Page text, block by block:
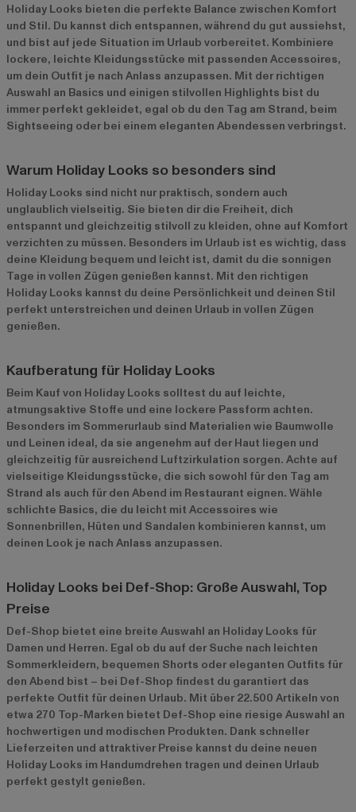
Holiday Looks bieten die perfekte Balance zwischen Komfort
und Stil. Du kannst dich entspannen, während du gut aussiehst,
und bist auf jede Situation im Urlaub vorbereitet. Kombiniere
lockere, leichte Kleidungsstücke mit passenden Accessoires,
um dein Outfit je nach Anlass anzupassen. Mit der richtigen
Auswahl an Basics und einigen stilvollen Highlights bist du
immer perfekt gekleidet, egal ob du den Tag am Strand, beim
Sightseeing oder bei einem eleganten Abendessen verbringst.
Warum Holiday Looks so besonders sind
Holiday Looks sind nicht nur praktisch, sondern auch
unglaublich vielseitig. Sie bieten dir die Freiheit, dich
entspannt und gleichzeitig stilvoll zu kleiden, ohne auf Komfort
verzichten zu müssen. Besonders im Urlaub ist es wichtig, dass
deine Kleidung bequem und leicht ist, damit du die sonnigen
Tage in vollen Zügen genießen kannst. Mit den richtigen
Holiday Looks kannst du deine Persönlichkeit und deinen Stil
perfekt unterstreichen und deinen Urlaub in vollen Zügen
genießen.
Kaufberatung für Holiday Looks
Beim Kauf von Holiday Looks solltest du auf leichte,
atmungsaktive Stoffe und eine lockere Passform achten.
Besonders im Sommerurlaub sind Materialien wie Baumwolle
und Leinen ideal, da sie angenehm auf der Haut liegen und
gleichzeitig für ausreichend Luftzirkulation sorgen. Achte auf
vielseitige Kleidungsstücke, die sich sowohl für den Tag am
Strand als auch für den Abend im Restaurant eignen. Wähle
schlichte Basics, die du leicht mit Accessoires wie
Sonnenbrillen, Hüten und Sandalen kombinieren kannst, um
deinen Look je nach Anlass anzupassen.
Holiday Looks bei Def-Shop: Große Auswahl, Top
Preise
Def-Shop bietet eine breite Auswahl an Holiday Looks für
Damen und Herren. Egal ob du auf der Suche nach leichten
Sommerkleidern, bequemen Shorts oder eleganten Outfits für
den Abend bist – bei Def-Shop findest du garantiert das
perfekte Outfit für deinen Urlaub. Mit über 22.500 Artikeln von
etwa 270 Top-Marken bietet Def-Shop eine riesige Auswahl an
hochwertigen und modischen Produkten. Dank schneller
Lieferzeiten und attraktiver Preise kannst du deine neuen
Holiday Looks im Handumdrehen tragen und deinen Urlaub
perfekt gestylt genießen.